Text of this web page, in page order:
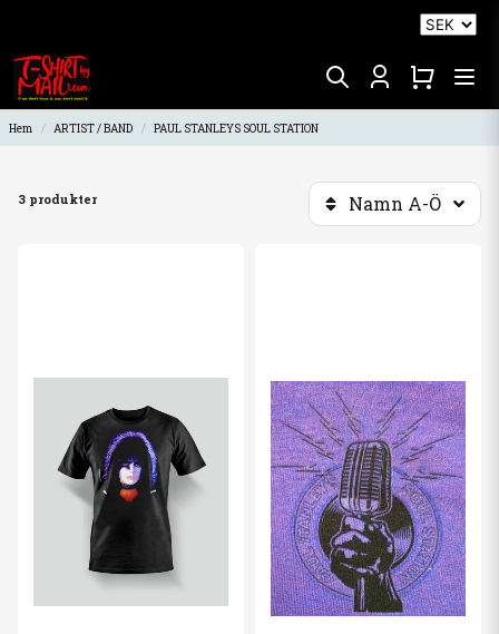
Hem ARTIST / BAND PAUL STANLEYS SOUL STATION
3 produkter Namn A-Ö